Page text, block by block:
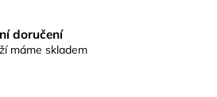
doručení
máme skladem